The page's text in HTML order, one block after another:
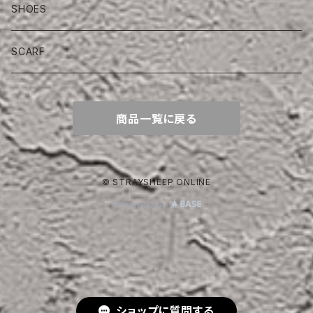
SHOES
SCARF
商品一覧に戻る
© STRAYSHEEP ONLINE
Powered by